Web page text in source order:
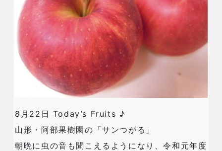
8月22日 Today’s Fruits ♪
山形・阿部果樹園の「サンつがる」
朝晩に虫の音も聞こえるようになり、令和元年度